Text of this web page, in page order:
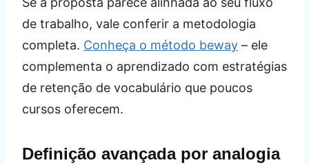
de trabalho, vale conferir a metodologia
completa. Conheça o método beway – ele
complementa o aprendizado com estratégias
de retenção de vocabulário que poucos
cursos oferecem.
Definição avançada por analogia